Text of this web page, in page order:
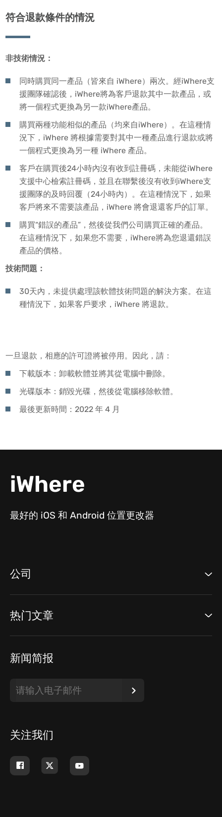
符合退款條件的情況
非技術情況：
同時購買同一產品（皆來自 iWhere）兩次。經iWhere支
援團隊確認後，iWhere將為客戶退款其中一款產品，或
將一個程式更換為另一款iWhere產品。
購買兩種功能相似的產品（均來自iWhere）。在這種情
況下，iWhere 將根據需要對其中一種產品進行退款或將
一個程式更換為另一種 iWhere 產品。
客戶在購買後24小時內沒有收到註冊碼，未能從iWhere
支援中心檢索註冊碼，並且在聯繫後沒有收到iWhere支
援團隊的及時回覆（24小時內）。在這種情況下，如果
客戶將來不需要該產品，iWhere 將會退還客戶的訂單。
購買“錯誤的產品”，然後從我們公司購買正確的產品。
在這種情況下，如果您不需要，iWhere將為您退還錯誤
產品的價格。
技術問題：
30天內，未提供處理該軟體技術問題的解決方案。在這
種情況下，如果客戶要求，iWhere 將退款。
一旦退款，相應的許可證將被停用。因此，請：
下載版本：卸載軟體並將其從電腦中刪除。
光碟版本：銷毀光碟，然後從電腦移除軟體。
最後更新時間：2022 年 4 月
iWhere
最好的 iOS 和 Android 位置更改器
公司
热门文章
新闻简报
关注我们